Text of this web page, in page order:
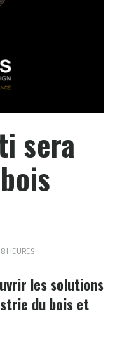
sera
HEURES
les solutions
du bois et